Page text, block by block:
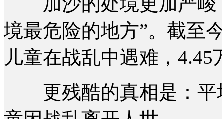
境最危险的地方”。截至
儿童在战乱中遇难，
更残酷的真相是：平